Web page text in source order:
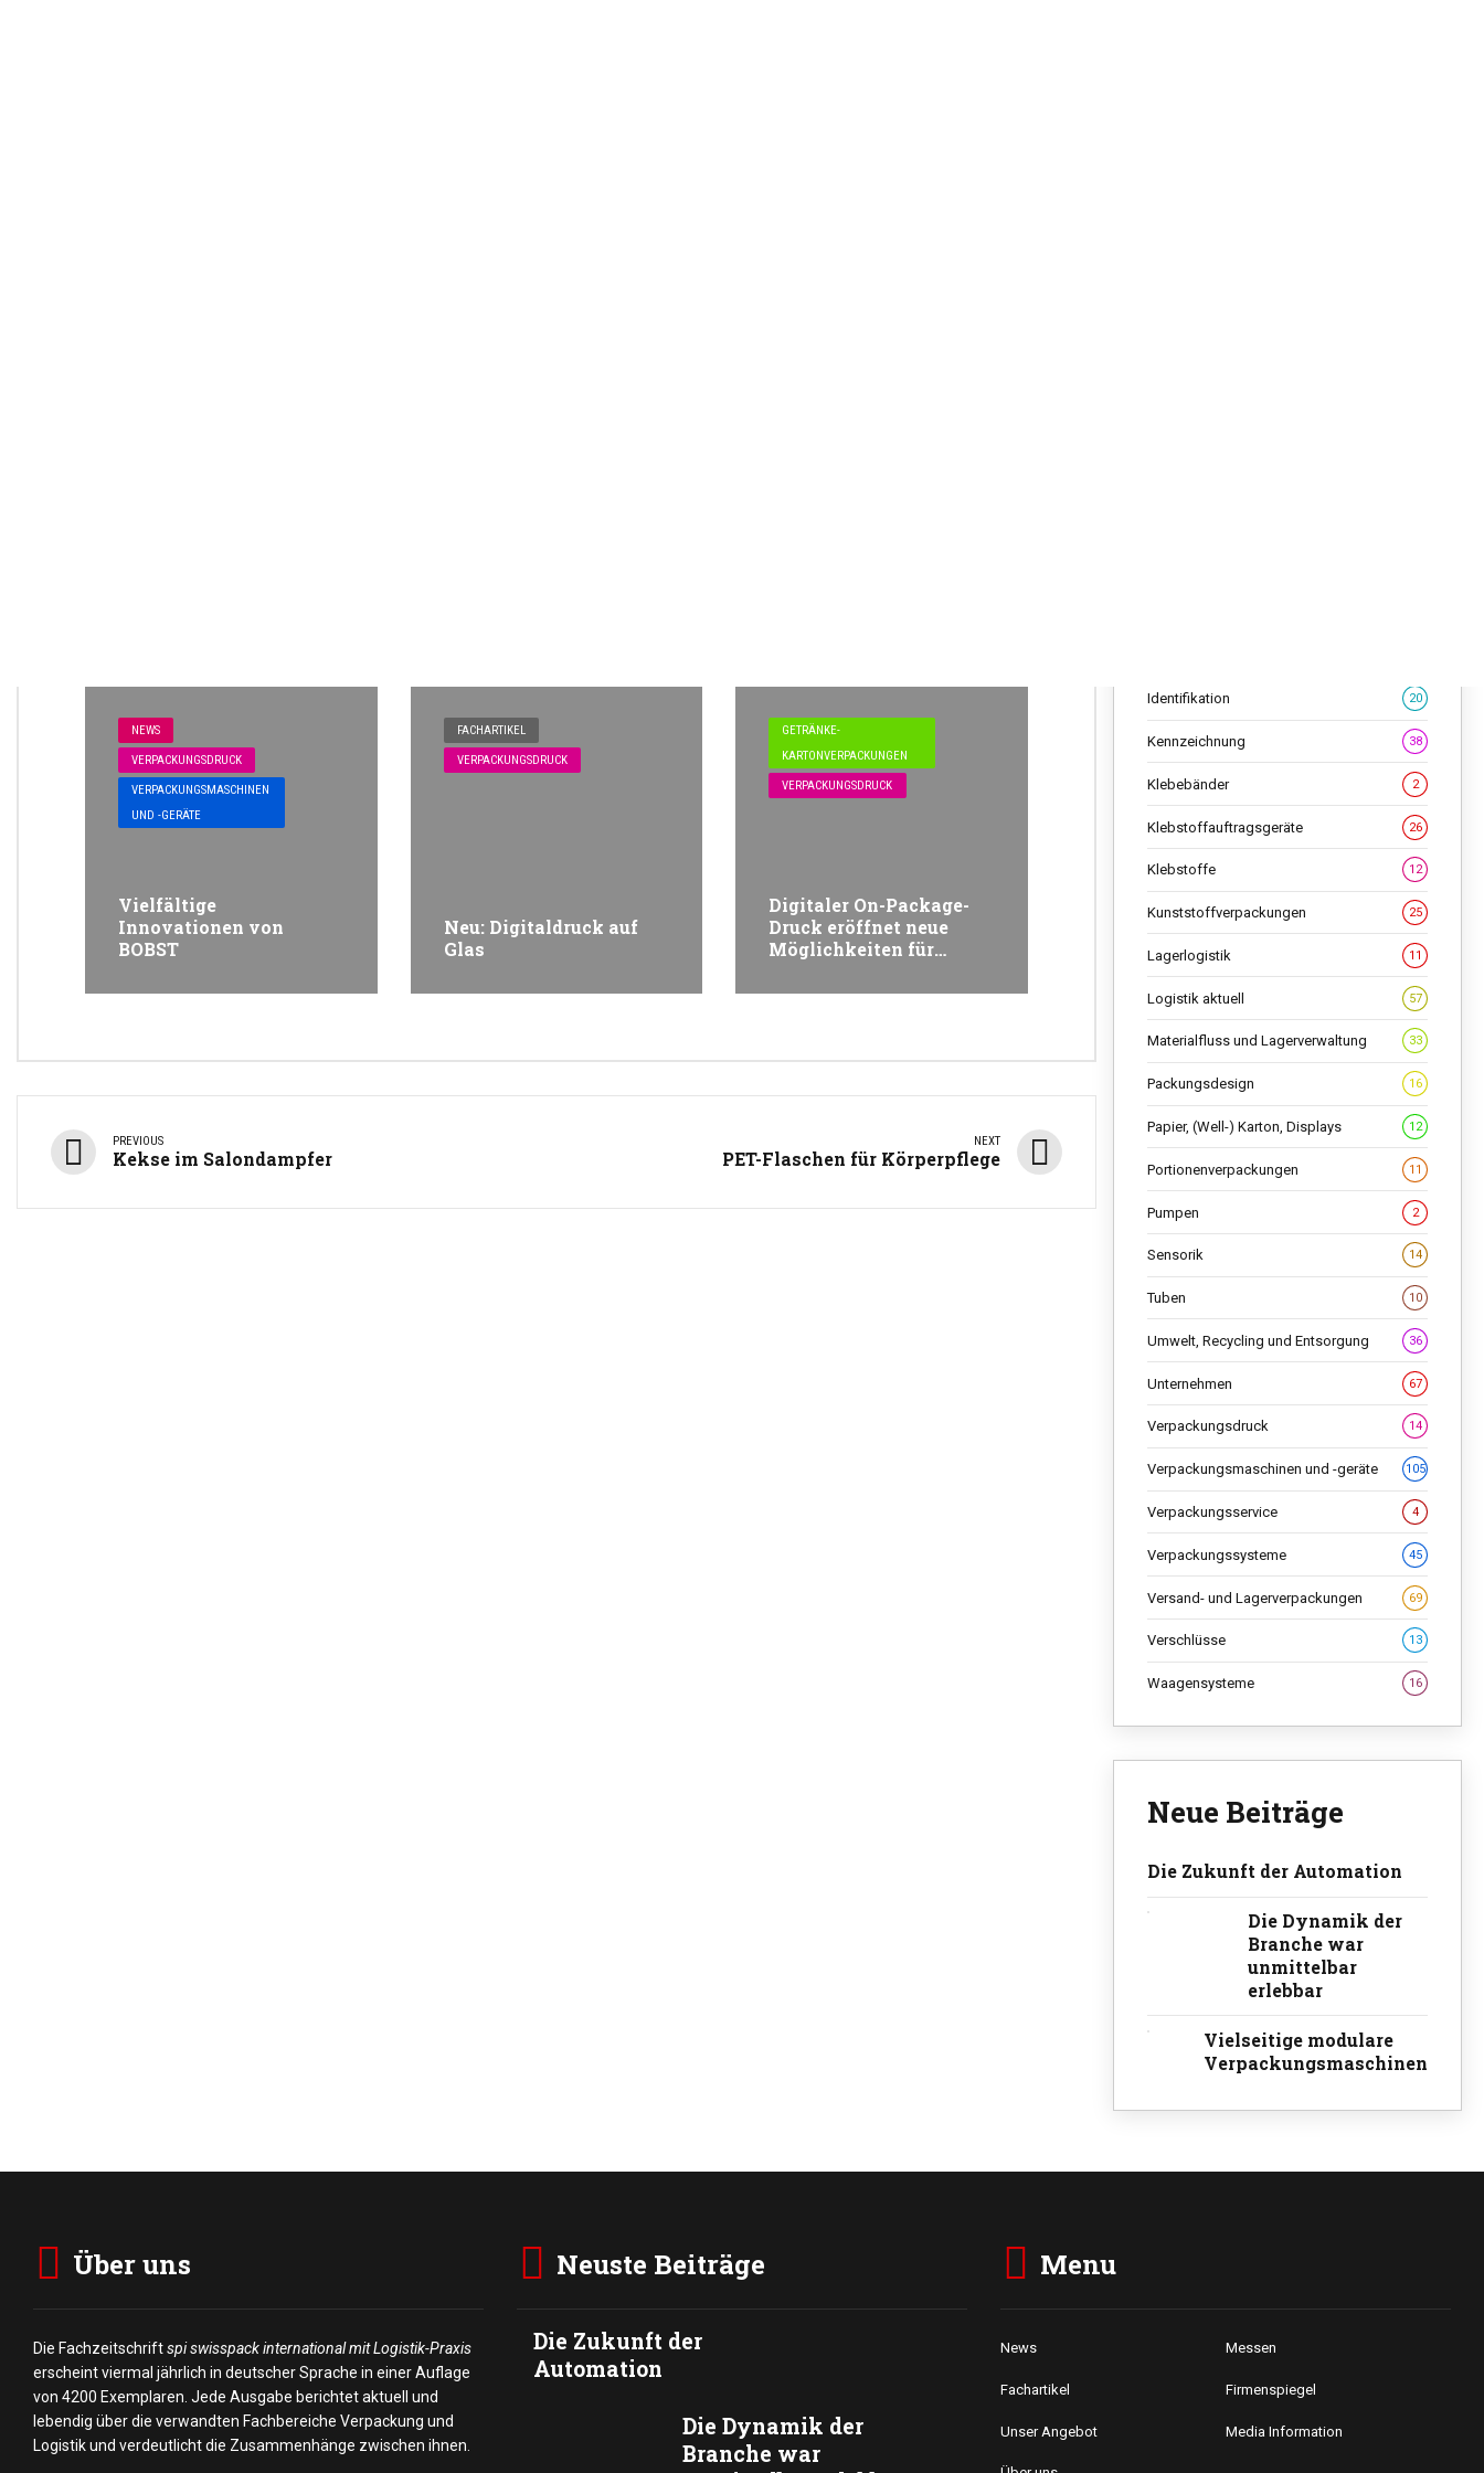
NEWS
VERPACKUNGSDRUCK
VERPACKUNGSMASCHINEN
UND -GERÄTE
Vielfältige
Innovationen von
BOBST
FACHARTIKEL
VERPACKUNGSDRUCK
Neu: Digitaldruck auf
Glas
GETRÄNKE-
KARTONVERPACKUNGEN
VERPACKUNGSDRUCK
Digitaler On-Package-
Druck eröffnet neue
Möglichkeiten für
PREVIOUS
Kekse im Salondampfer
NEXT
PET-Flaschen für Körperpflege
Identifikation 20
Kennzeichnung 38
Klebebänder 2
Klebstoffauftragsgeräte 26
Klebstoffe 12
Kunststoffverpackungen 25
Lagerlogistik 11
Logistik aktuell 57
Materialfluss und Lagerverwaltung 33
Packungsdesign 16
Papier, (Well-) Karton, Displays 12
Portionenverpackungen 11
Pumpen 2
Sensorik 14
Tuben 10
Umwelt, Recycling und Entsorgung 36
Unternehmen 67
Verpackungsdruck 14
Verpackungsmaschinen und -geräte 105
Verpackungsservice 4
Verpackungssysteme 45
Versand- und Lagerverpackungen 69
Verschlüsse 13
Waagensysteme 16
Neue Beiträge
Die Zukunft der Automation
Die Dynamik der
Branche war
unmittelbar
erlebbar
Vielseitige modulare
Verpackungsmaschinen
Über uns
Die Fachzeitschriftspi swisspack international mit Logistik-Praxis
erscheint viermal jährlich in deutscher Sprache in einer Auflage
von 4200 Exemplaren. Jede Ausgabe berichtet aktuell und
lebendig über die verwandten Fachbereiche Verpackung und
Logistik und verdeutlicht die Zusammenhänge zwischen ihnen.
Neuste Beiträge
Die Zukunft der
Automation
Die Dynamik der
Branche war
Menu
News Messen
Fachartikel Firmenspiegel
Unser Angebot Media Information